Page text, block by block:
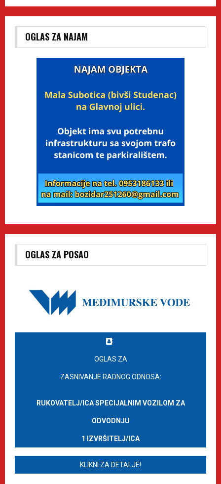
OGLAS ZA NAJAM
OGLAS ZA POSAO
OGLAS ZA
ZASNIVANJE RADNOG ODNOSA:
RUKOVATELJ/ICA SPECIJALNIM VOZILOM ZA
ODVODNJU
1 IZVRŠITELJ/ICA
KLIKNI ZA DETALJE!